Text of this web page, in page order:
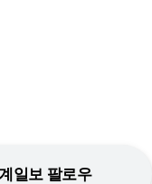
일보 팔로우